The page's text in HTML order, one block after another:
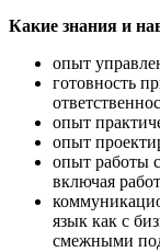
Какие знания и
опыт
готовность
опыт
опыт
опыт работы
включая
язык как с
смежными